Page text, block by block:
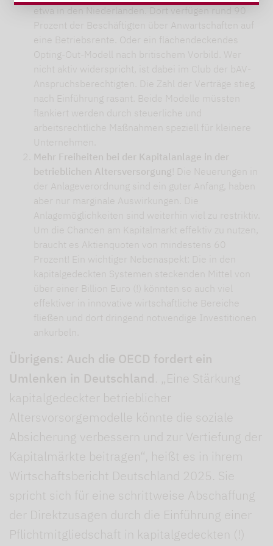
etwa in den Niederlanden. Dort verfügen rund 90
Prozent der Beschäftigten über Anwartschaften auf
eine Betriebsrente. Oder ein flächendeckendes
Opting-Out-Modell nach britischem Vorbild. Wer
nicht aktiv widerspricht, ist dabei im Club der bAV-
Anspruchsberechtigten. Die Zahl der Verträge stieg
nach Einführung rasant. Beide Modelle müssten
flankiert werden durch steuerliche und
arbeitsrechtliche Maßnahmen speziell für kleinere
Unternehmen.
Mehr Freiheiten bei der Kapitalanlage in der
betrieblichen Altersversorgung ! Die Neuerungen in
der Anlageverordnung sind ein guter Anfang, haben
aber nur marginale Auswirkungen. Die
Anlagemöglichkeiten sind weiterhin viel zu restriktiv.
Um die Chancen am Kapitalmarkt effektiv zu nutzen,
braucht es Aktienquoten von mindestens 60
Prozent! Ein wichtiger Nebenaspekt: Die in den
kapitalgedeckten Systemen steckenden Mittel von
über einer Billion Euro (!) könnten so auch viel
effektiver in innovative wirtschaftliche Bereiche
fließen und dort dringend notwendige Investitionen
ankurbeln.
Übrigens: Auch die OECD fordert ein
Umlenken in Deutschland. „Eine Stärkung
kapitalgedeckter betrieblicher
Altersvorsorgemodelle könnte die soziale
Absicherung verbessern und zur Vertiefung der
Kapitalmärkte beitragen“, heißt es in ihrem
Wirtschaftsbericht Deutschland 2025. Sie
spricht sich für eine schrittweise Abschaffung
der Direktzusagen durch die Einführung einer
Pflichtmitgliedschaft in kapitalgedeckten (!)